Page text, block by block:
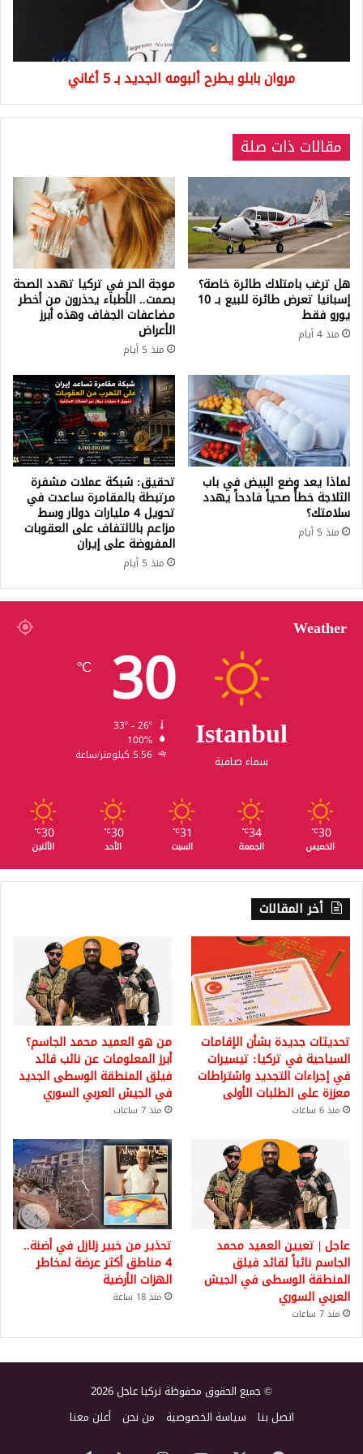
مروان بابلو يطرح ألبومه الجديد بـ 5 أغاني
مقالات ذات صلة
هل ترغب بامتلاك طائرة خاصة؟
إسبانيا تعرض طائرة للبيع بـ 10
يورو فقط
منذ 4 أيام
موجة الحر في تركيا تهدد الصحة
بصمت.. الأطباء يحذرون من أخطر
مضاعفات الجفاف وهذه أبرز
الأعراض
منذ 5 أيام
لماذا يعد وضع البيض في باب
الثلاجة خطأً صحياً فادحاً يهدد
سلامتك؟
منذ 5 أيام
تحقيق: شبكة عملات مشفرة
مرتبطة بالمقامرة ساعدت في
تحويل 4 مليارات دولار وسط
مزاعم بالالتفاف على العقوبات
المفروضة على إيران
منذ 5 أيام
Weather
Istanbul
سماء صافية
30
℃
100%
5.56 كيلومتر/ساعة
30
℃
الخميس
34
℃
الجمعة
31
℃
السبت
30
℃
الأحد
30
℃
الأثنين
أخر المقالات
تحديثات جديدة بشأن الإقامات
السياحية في تركيا: تيسيرات
في إجراءات التجديد واشتراطات
معززة على الطلبات الأولى
منذ 6 ساعات
من هو العميد محمد الجاسم؟
أبرز المعلومات عن نائب قائد
فيلق المنطقة الوسطى الجديد
في الجيش العربي السوري
منذ 7 ساعات
عاجل | تعيين العميد محمد
الجاسم نائباً لقائد فيلق
المنطقة الوسطى في الجيش
العربي السوري
منذ 7 ساعات
تحذير من خبير زلازل في أضنة..
4 مناطق أكثر عرضة لمخاطر
الهزات الأرضية
منذ 18 ساعة
© جميع الحقوق محفوظة تركيا عاجل 2026
اتصل بنا سياسة الخصوصية من نحن أعلن معنا